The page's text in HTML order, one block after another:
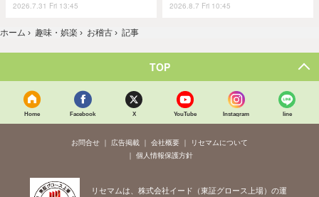
2026.7.31 Fri 13:45 2026.8.7 Fri 10:45
ホーム › 趣味・娯楽 › お稽古 › 記事
TOP
Home Facebook X YouTube Instagram line
お問合せ 広告掲載 会社概要
リセマムについて
個人情報保護方針
リセマムは、株式会社イード（東証グロース上場）の運